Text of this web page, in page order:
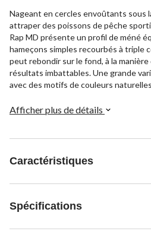
Nageant en cercles envoûtants sous
attraper des poissons de pêche
Rap MD présente un profil de méné
hameçons simples recourbés à
peut rebondir sur le fond, à la
résultats imbattables. Une grande
avec des motifs de couleurs
Afficher plus de détails
Caractéristiques
Spécifications